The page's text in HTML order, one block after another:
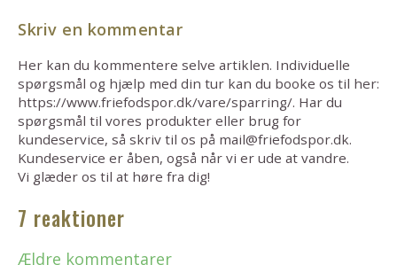
Skriv en kommentar
Her kan du kommentere selve artiklen. Individuelle
spørgsmål og hjælp med din tur kan du booke os til her:
https://www.friefodspor.dk/vare/sparring/. Har du
spørgsmål til vores produkter eller brug for
kundeservice, så skriv til os på mail@friefodspor.dk.
Kundeservice er åben, også når vi er ude at vandre.
Vi glæder os til at høre fra dig!
7 reaktioner
Ældre kommentarer